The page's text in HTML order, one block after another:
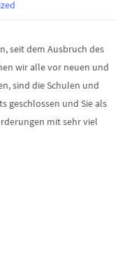
seit dem Ausbruch des
wir alle vor neuen und
sind die Schulen und
geschlossen und Sie als
mit sehr viel